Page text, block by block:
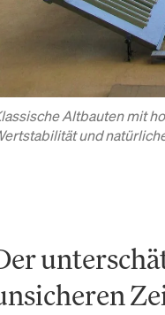
Altbauten mit
und